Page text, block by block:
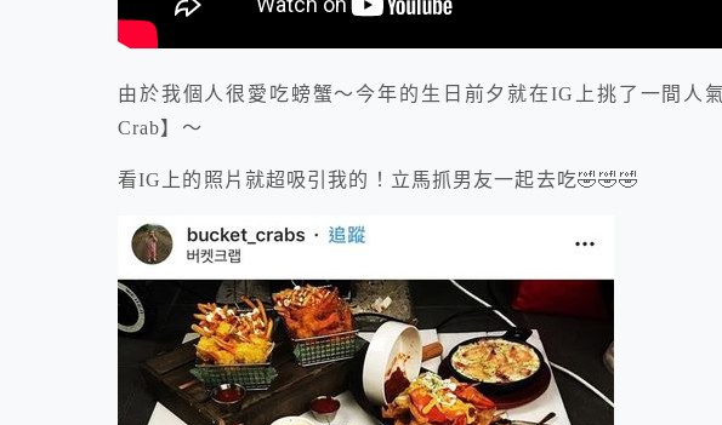
由於我個人很愛吃螃蟹～今年的生日前夕就在IG上挑了一間人
Crab】～
看IG上的照片就超吸引我的！立馬抓男友一起去吃🤣🤣🤣